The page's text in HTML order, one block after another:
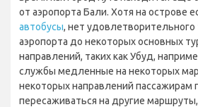
от аэропорта Бали. Хотя на острове
автобусы, нет удовлетворительного
аэропорта до некоторых основных
направлений, таких как Убуд,
службы медленные на некоторых
некоторых направлений пассажирам
пересаживаться на другие